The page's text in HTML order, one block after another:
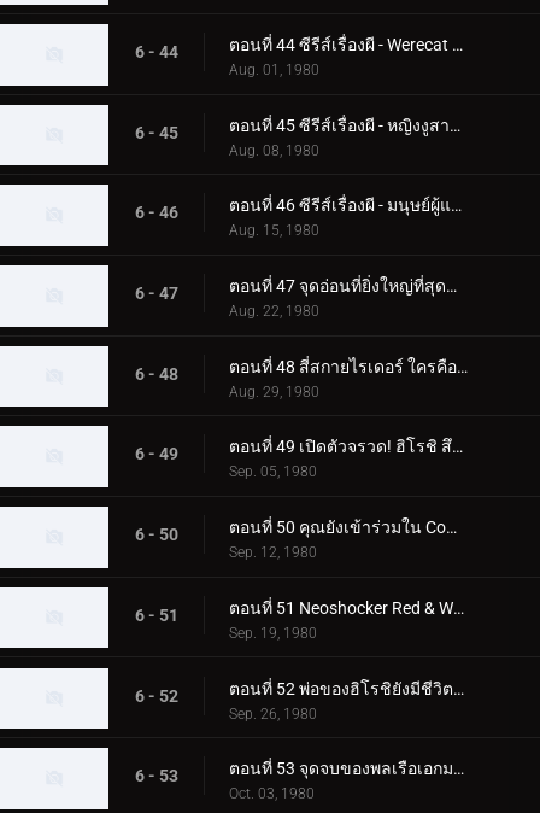
6 - 44 ตอนที่ 44 ซีรีส์เรื่องผี - Werecat ต้องการเลือดเด็ก!
Aug. 01, 1980
6 - 45 ตอนที่ 45 ซีรีส์เรื่องผี - หญิงงูสาปสึคุบะ ฮิโรชิ!
Aug. 08, 1980
6 - 46 ตอนที่ 46 ซีรีส์เรื่องผี - มนุษย์ผู้แตกหัก! ความกลัวศูนย์กลางของกระจก
Aug. 15, 1980
6 - 47 ตอนที่ 47 จุดอ่อนที่ยิ่งใหญ่ที่สุดของ Skyrider! โจมตีจุดบอด 0.5 วินาที
Aug. 22, 1980
6 - 48 ตอนที่ 48 สี่สกายไรเดอร์ ใครคือตัวจริง
Aug. 29, 1980
6 - 49 ตอนที่ 49 เปิดตัวจรวด! ฮิโรชิ สึคุบะไปที่สุสานอวกาศ
Sep. 05, 1980
6 - 50 ตอนที่ 50 คุณยังเข้าร่วมใน Command Boys' Squad ด้วย!
Sep. 12, 1980
6 - 51 ตอนที่ 51 Neoshocker Red & White ศึกตัดสินแห่งความตายครั้งยิ่งใหญ่
Sep. 19, 1980
6 - 52 ตอนที่ 52 พ่อของฮิโรชิยังมีชีวิตอยู่! ในฐานะมนุษย์ที่เปลี่ยนแปลงไป FX777
Sep. 26, 1980
6 - 53 ตอนที่ 53 จุดจบของพลเรือเอกมาจิน! และตัวตนที่แท้จริงของผู้นำที่ยิ่งใหญ่
Oct. 03, 1980